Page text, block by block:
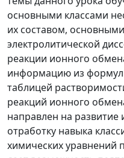
основными классами
их составом,
электролитической
реакции ионного
информацию из
таблицей
реакций ионного
направлен на
отработку навыка
химических уравнений